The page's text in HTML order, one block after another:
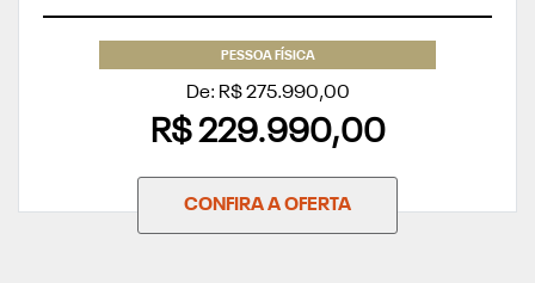
PESSOA FÍSICA
De: R$ 275.990,00
R$ 229.990,00
CONFIRA A OFERTA